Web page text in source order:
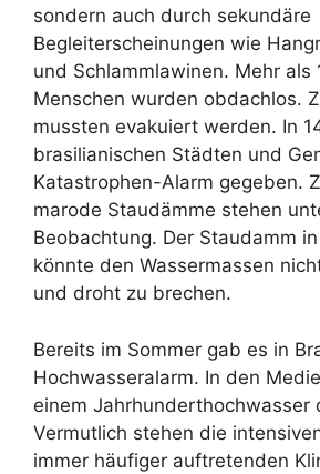
sondern auch durch sekundäre
Begleiterscheinungen wie
und Schlammlawinen. Mehr als
Menschen wurden obdachlos.
mussten evakuiert werden. In
brasilianischen Städten und
Katastrophen-Alarm gegeben.
marode Staudämme stehen
Beobachtung. Der Staudamm
könnte den Wassermassen
und droht zu brechen.
Bereits im Sommer gab es in
Hochwasseralarm. In den
einem Jahrhunderthochwasser
Vermutlich stehen die
immer häufiger auftretenden